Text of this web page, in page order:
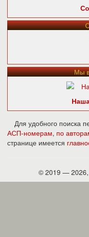
Мы
Для удобного поиска
АСП-номерам, по
странице имеется
© 2019 — 2026,